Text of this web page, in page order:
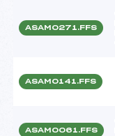
ASAM0271.FFS
ASAM0141.FFS
ASAM0061.FFS